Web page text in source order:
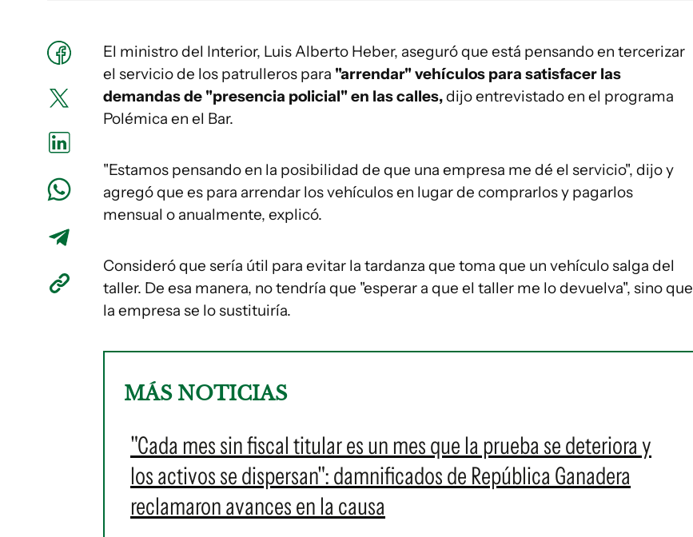
El ministro del Interior, Luis Alberto Heber, aseguró que está pensando en tercerizar
el servicio de los patrulleros para "arrendar" vehículos para satisfacer las
demandas de "presencia policial" en las calles,dijo entrevistado en el programa
Polémica en el Bar.
"Estamos pensando en la posibilidad de que una empresa me dé el servicio", dijo y
agregó que es para arrendar los vehículos en lugar de comprarlos y pagarlos
mensual o anualmente, explicó.
Consideró que sería útil para evitar la tardanza que toma que un vehículo salga del
taller. De esa manera, no tendría que "esperar a que el taller me lo devuelva", sino que
la empresa se lo sustituiría.
MÁS NOTICIAS
"Cada mes sin fiscal titular es un mes que la prueba se deteriora y
los activos se dispersan": damnificados de República Ganadera
reclamaron avances en la causa